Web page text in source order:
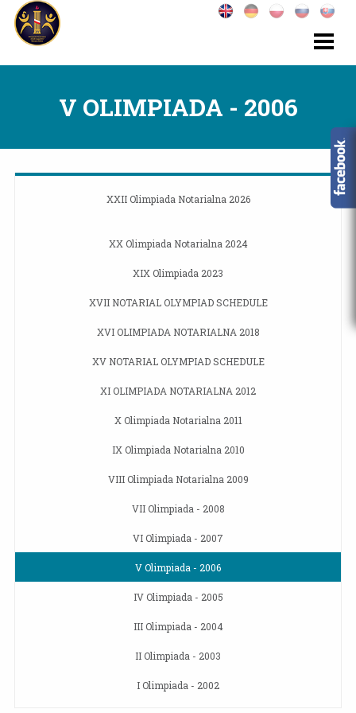
V OLIMPIADA - 2006
XXII Olimpiada Notarialna 2026
XX Olimpiada Notarialna 2024
XIX Olimpiada 2023
XVII NOTARIAL OLYMPIAD SCHEDULE
XVI OLIMPIADA NOTARIALNA 2018
XV NOTARIAL OLYMPIAD SCHEDULE
XI OLIMPIADA NOTARIALNA 2012
X Olimpiada Notarialna 2011
IX Olimpiada Notarialna 2010
VIII Olimpiada Notarialna 2009
VII Olimpiada - 2008
VI Olimpiada - 2007
V Olimpiada - 2006
IV Olimpiada - 2005
III Olimpiada - 2004
II Olimpiada - 2003
I Olimpiada - 2002